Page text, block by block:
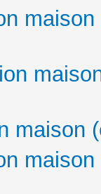
maison